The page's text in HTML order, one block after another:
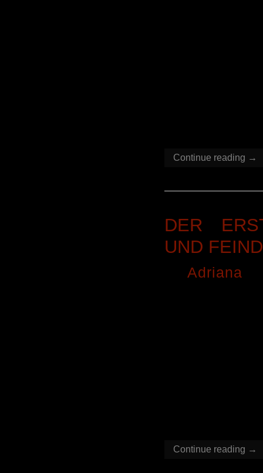
Continue reading →
DER
UND
Adriana
Continue reading →